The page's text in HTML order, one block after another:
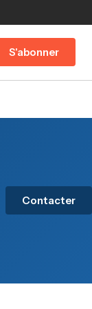
S'abonner
Contacter